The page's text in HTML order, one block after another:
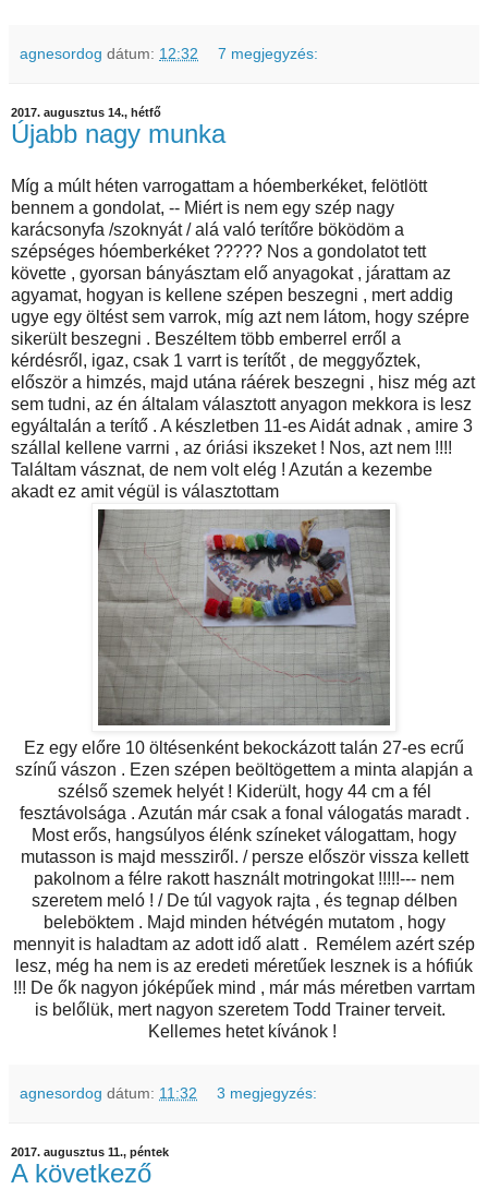
agnesordog dátum: 12:32 7 megjegyzés:
2017. augusztus 14., hétfő
Újabb nagy munka
Míg a múlt héten varrogattam a hóemberkéket, felötlött
bennem a gondolat, -- Miért is nem egy szép nagy
karácsonyfa /szoknyát / alá való terítőre böködöm a
szépséges hóemberkéket ????? Nos a gondolatot tett
követte , gyorsan bányásztam elő anyagokat , járattam az
agyamat, hogyan is kellene szépen beszegni , mert addig
ugye egy öltést sem varrok, míg azt nem látom, hogy szépre
sikerült beszegni . Beszéltem több emberrel erről a
kérdésről, igaz, csak 1 varrt is terítőt , de meggyőztek,
először a himzés, majd utána ráérek beszegni , hisz még azt
sem tudni, az én általam választott anyagon mekkora is lesz
egyáltalán a terítő . A készletben 11-es Aidát adnak , amire 3
szállal kellene varrni , az óriási ikszeket ! Nos, azt nem !!!!
Találtam vásznat, de nem volt elég ! Azután a kezembe
akadt ez amit végül is választottam
Ez egy előre 10 öltésenként bekockázott talán 27-es ecrű
színű vászon . Ezen szépen beöltögettem a minta alapján a
szélső szemek helyét ! Kiderült, hogy 44 cm a fél
fesztávolsága . Azután már csak a fonal válogatás maradt .
Most erős, hangsúlyos élénk színeket válogattam, hogy
mutasson is majd messziről. / persze először vissza kellett
pakolnom a félre rakott használt motringokat !!!!!--- nem
szeretem meló ! / De túl vagyok rajta , és tegnap délben
beleböktem . Majd minden hétvégén mutatom , hogy
mennyit is haladtam az adott idő alatt . Remélem azért szép
lesz, még ha nem is az eredeti méretűek lesznek is a hófiúk
!!! De ők nagyon jóképűek mind , már más méretben varrtam
is belőlük, mert nagyon szeretem Todd Trainer terveit.
Kellemes hetet kívánok !
agnesordog dátum: 11:32 3 megjegyzés:
2017. augusztus 11., péntek
A következő